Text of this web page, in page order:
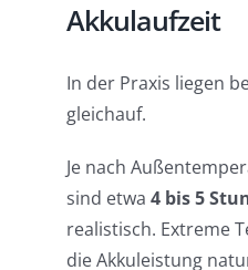
Akkulaufzeit
In der Praxis liegen
gleichauf.
Je nach
sind etwa 4 bis 5
realistisch. Extreme
die Akkuleistung